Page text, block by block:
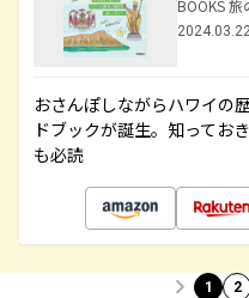
BOOKS 旅
おさんぽしながらハワイの
ドブックが誕生。知ってお
も必読
1 2